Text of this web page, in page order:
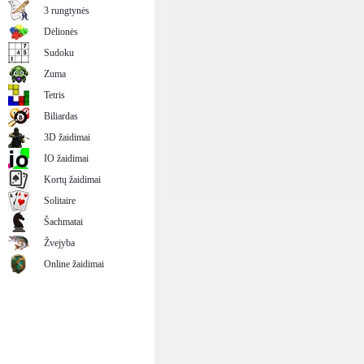
3 rungtynės
Dėlionės
Sudoku
Zuma
Tetris
Biliardas
3D žaidimai
IO žaidimai
Kortų žaidimai
Solitaire
Šachmatai
Žvejyba
Online žaidimai